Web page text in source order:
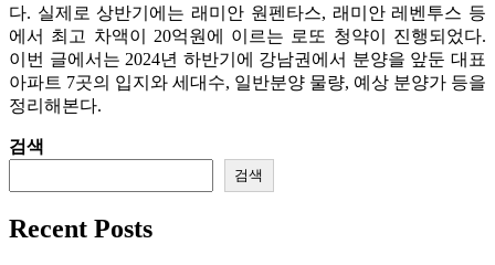
다. 실제로 상반기에는 래미안 원펜타스, 래미안 레벤투스 등
에서 최고 차액이 20억원에 이르는 로또 청약이 진행되었다.
이번 글에서는 2024년 하반기에 강남권에서 분양을 앞둔 대표
아파트 7곳의 입지와 세대수, 일반분양 물량, 예상 분양가 등을
정리해본다.
검색
검색
Recent Posts